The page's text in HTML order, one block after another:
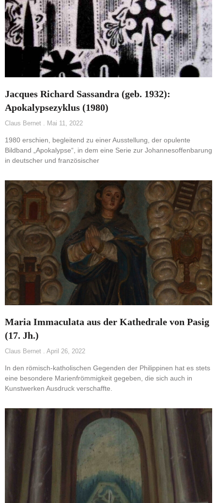
Jacques Richard Sassandra (geb. 1932):
Apokalypsezyklus (1980)
Claus Bernet Mai 11, 2022
1980 erschien, begleitend zu einer Ausstellung, der opulente
Bildband „Apokalypse“, in dem eine Serie zur Johannesoffenbarung
in deutscher und französischer
Maria Immaculata aus der Kathedrale von Pasig
(17. Jh.)
Claus Bernet April 26, 2022
In den römisch-katholischen Gegenden der Philippinen hat es stets
eine besondere Marienfrömmigkeit gegeben, die sich auch in
Kunstwerken Ausdruck verschaffte.